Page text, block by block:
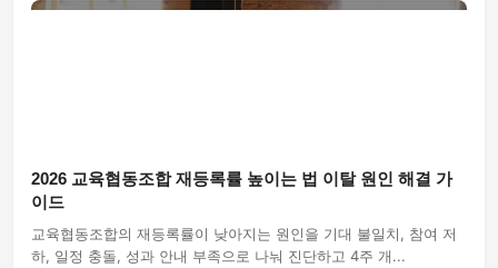
2026 교육협동조합 재등록률 높이는 법 이탈 원인 해결 가
이드
교육협동조합의 재등록률이 낮아지는 원인을 기대 불일치, 참여 저
하, 일정 충돌, 성과 안내 부족으로 나눠 진단하고 4주 개...